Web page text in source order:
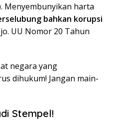
Menyembunyikan harta
bahkan korupsi
UU Nomor 20 Tahun
negara yang
dihukum! Jangan main-
Stempel!